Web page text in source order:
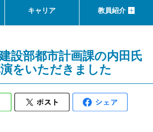
キャリア 教員紹介
設部都市計画課の内田氏
をいただきました